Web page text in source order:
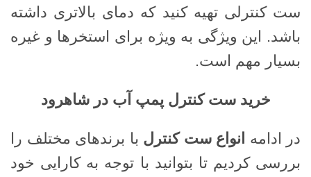
ست کنترلی تهیه کنید که دمای بالاتری داشته
باشد. این ویژگی به ویژه برای استخرها و غیره
بسیار مهم است.
خرید ست کنترل پمپ آب در شاهرود
در ادامه انواع ست کنترل با برندهای مختلف را
بررسی کردیم تا بتوانید با توجه به کارایی خود